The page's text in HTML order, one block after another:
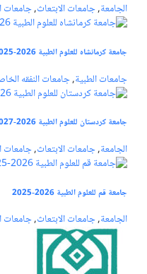
الجامعة,جامعات الابتعاث,جامعات
جامعة كرمانشاه للعلوم الطبية 2026-2025
جامعات الطبية,جامعات النفقه
جامعة كردستان للعلوم الطبية 2026-2027
الجامعة,جامعات الابتعاث,جامعات
جامعة قم للعلوم الطبية 2026-2025
الجامعة,جامعات الابتعاث,جامعات